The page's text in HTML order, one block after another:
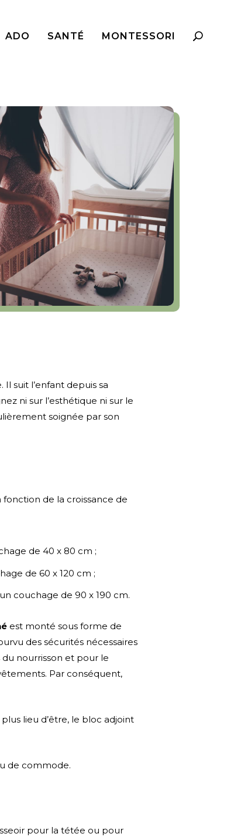
ADO SANTÉ MONTESSORI
suit l’enfant depuis sa
ni sur l’esthétique ni sur le
soignée par son
de la croissance de
de 40 x 80 cm ;
de 60 x 120 cm ;
couchage de 90 x 190 cm.
est monté sous forme de
des sécurités nécessaires
nourrisson et pour le
Par conséquent,
lieu d’être, le bloc adjoint
de commode.
pour la tétée ou pour